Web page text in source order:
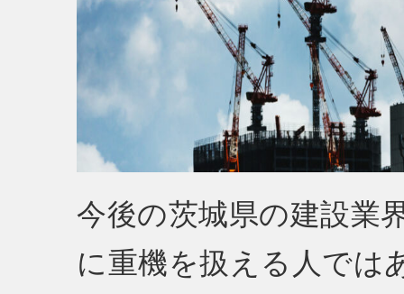
今後の茨城県の建設業
に重機を扱える人では